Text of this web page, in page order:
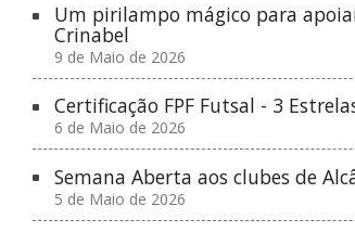
Um pirilampo mágico para
Crinabel
9 de Maio de 2026
Certificação FPF Futsal - 3
6 de Maio de 2026
Semana Aberta aos clubes de
5 de Maio de 2026